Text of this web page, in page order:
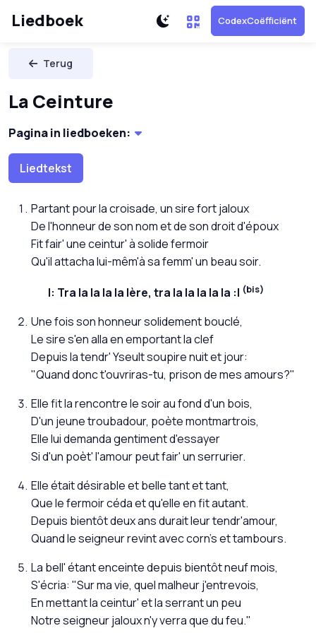
Liedboek CodexCoëfficiënt
Terug
La Ceinture
Pagina in liedboeken:
Liedtekst
Partant pour la croisade, un sire fort jaloux
De l'honneur de son nom et de son droit d'époux
Fit fair' une ceintur' à solide fermoir
Qu'il attacha lui-mêm'à sa femm' un beau soir.
Tra la la la la lère, tra la la la la la (bis)
Une fois son honneur solidement bouclé,
Le sire s'en alla en emportant la clef
Depuis la tendr' Yseult soupire nuit et jour:
"Quand donc t'ouvriras-tu, prison de mes amours?"
Elle fit la rencontre le soir au fond d'un bois,
D'un jeune troubadour, poète montmartrois,
Elle lui demanda gentiment d'essayer
Si d'un poèt' l'amour peut fair' un serrurier.
Elle était désirable et belle tant et tant,
Que le fermoir céda et qu'elle en fit autant.
Depuis bientôt deux ans durait leur tendr'amour,
Quand le seigneur revint avec corn's et tambours.
La bell' étant enceinte depuis bientôt neuf mois,
S'écria: "Sur ma vie, quel malheur j'entrevois,
En mettant la ceintur' et la serrant un peu
Notre seigneur jaloux n'y verra que du feu."